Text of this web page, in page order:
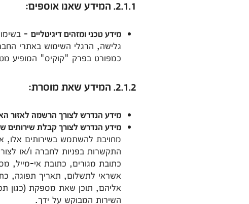
2.1.1. המידע שאנו אוספים:
מידע טכני ומזהים דיגיטליים
כמפורט בפרק "קוקיס" המופיע
2.1.2. המידע שאת מוסרת:
מידע הנדרש לצורך הרשמה לאזור
מידע הנדרש לצורך קבלת שירותים
מחויבת להשתמש בשירותים
התקשרות בפניות לחברה ו/או
כתובת מגורים, כתובת אי-מייל,
אשראי לתשלום, תאריך תפוגה,
אליהם, תוכן שאת מספקת (כגון
השירות המבוקש על ידך.